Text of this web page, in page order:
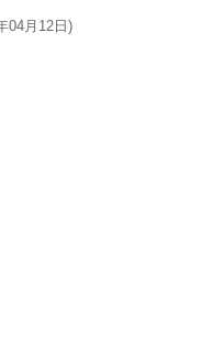
04月12日)